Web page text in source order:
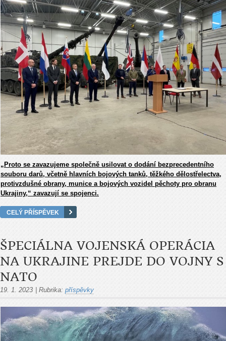
„ Proto se zavazujeme společně usilovat o dodání bezprecedentního
souboru darů, včetně hlavních bojových tanků, těžkého dělostřelectva,
protivzdušné obrany, munice a bojových vozidel pěchoty pro obranu
Ukrajiny,“ zavazují se spojenci.
CELÝ PŘÍSPĚVEK
ŠPECIÁLNA VOJENSKÁ OPERÁCIA
NA UKRAJINE PREJDE DO VOJNY S
NATO
19. 1. 2023 Rubrika: příspěvky